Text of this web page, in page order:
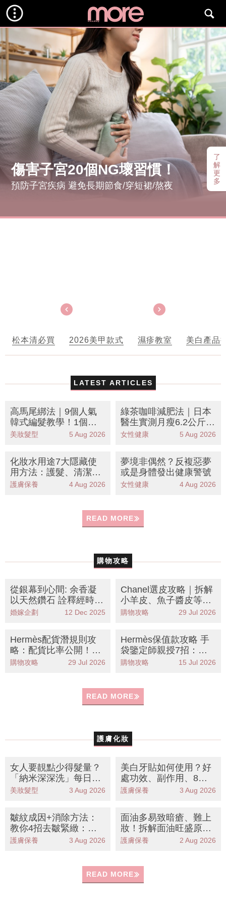
傷害子宮20個NG壞習慣！
預防子宮疾病 避免長期節食/穿短裙/熬夜
了
解
更
多
松本清必買 2026美甲款式 濕疹教室 美白產品
LATEST ARTICLES
高馬尾綁法｜9個人氣
韓式編髮教學！1個紥
法顯臉細又時尚
美妝髮型 5 Aug 2026
綠茶咖啡減肥法｜日本
醫生實測月瘦6.2公斤！
黃金比例公開 專減大肚
女性健康 5 Aug 2026
化妝水用途7大隱藏使
用方法：護髮、清潔殺
菌、美背等教學
護膚保養 4 Aug 2026
夢境非偶然？反複惡夢
或是身體發出健康警號
女性健康 4 Aug 2026
READ MORE
購物攻略
從銀幕到心間: 余香凝
以天然鑽石 詮釋經時間
淬煉的多層人生美學
婚嫁企劃 12 Dec 2025
Chanel選皮攻略｜拆解
小羊皮、魚子醬皮等5
大皮革優缺點 哪款最耐
購物攻略 29 Jul 2026
Hermès配貨潛規則攻
略：配貨比率公開！這
3款最難買 附必買手袋
購物攻略 29 Jul 2026
Hermès保值款攻略 手
袋鑒定師親授7招：款
式、顏色、皮質哪款才
購物攻略 15 Jul 2026
READ MORE
護膚化妝
女人要靚點少得髮量？
「納米深深洗」每日還
原豐盈蓬鬆感！
美妝髮型 3 Aug 2026
美白牙貼如何使用？好
處功效、副作用、8大
推薦一文看清
護膚保養 3 Aug 2026
皺紋成因+消除方法：
教你4招去皺緊緻：消
除額頭紋/法令紋/魚尾
護膚保養 3 Aug 2026
面油多易致暗瘡、難上
妝！拆解面油旺盛原因
+改善方法+控油產品推
護膚保養 2 Aug 2026
READ MORE